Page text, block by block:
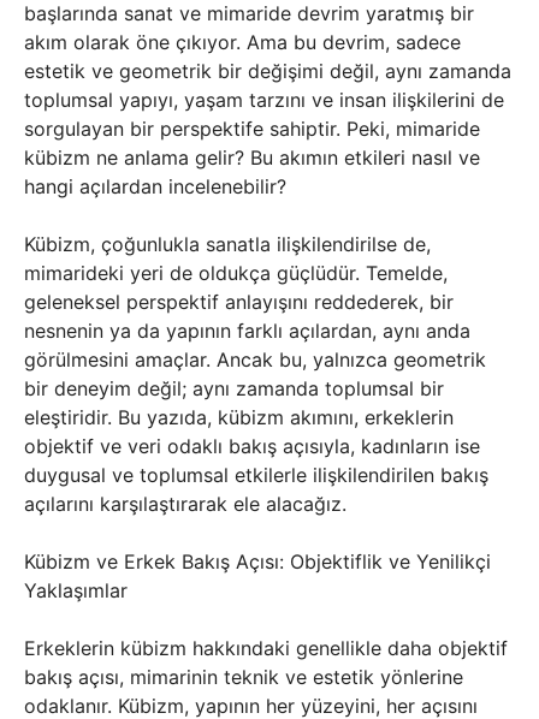
başlarında sanat ve mimaride devrim yaratmış bir
akım olarak öne çıkıyor. Ama bu devrim, sadece
estetik ve geometrik bir değişimi değil, aynı zamanda
toplumsal yapıyı, yaşam tarzını ve insan ilişkilerini de
sorgulayan bir perspektife sahiptir. Peki, mimaride
kübizm ne anlama gelir? Bu akımın etkileri nasıl ve
hangi açılardan incelenebilir?
Kübizm, çoğunlukla sanatla ilişkilendirilse de,
mimarideki yeri de oldukça güçlüdür. Temelde,
geleneksel perspektif anlayışını reddederek, bir
nesnenin ya da yapının farklı açılardan, aynı anda
görülmesini amaçlar. Ancak bu, yalnızca geometrik
bir deneyim değil; aynı zamanda toplumsal bir
eleştiridir. Bu yazıda, kübizm akımını, erkeklerin
objektif ve veri odaklı bakış açısıyla, kadınların ise
duygusal ve toplumsal etkilerle ilişkilendirilen bakış
açılarını karşılaştırarak ele alacağız.
Kübizm ve Erkek Bakış Açısı: Objektiflik ve Yenilikçi
Yaklaşımlar
Erkeklerin kübizm hakkındaki genellikle daha objektif
bakış açısı, mimarinin teknik ve estetik yönlerine
odaklanır. Kübizm, yapının her yüzeyini, her açısını